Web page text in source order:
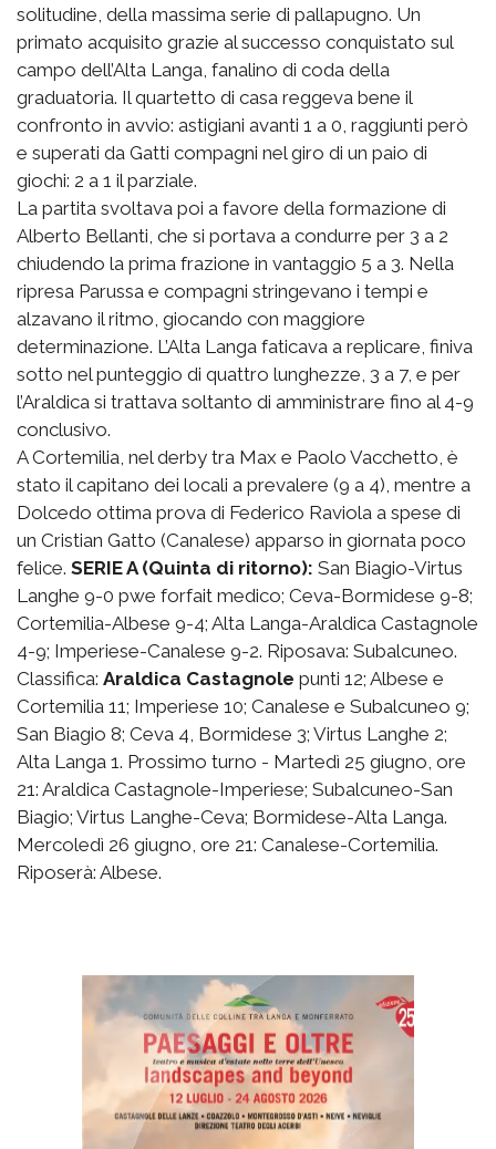
solitudine, della massima serie di pallapugno. Un
primato acquisito grazie al successo conquistato sul
campo dell’Alta Langa, fanalino di coda della
graduatoria. Il quartetto di casa reggeva bene il
confronto in avvio: astigiani avanti 1 a 0, raggiunti però
e superati da Gatti compagni nel giro di un paio di
giochi: 2 a 1 il parziale.
La partita svoltava poi a favore della formazione di
Alberto Bellanti, che si portava a condurre per 3 a 2
chiudendo la prima frazione in vantaggio 5 a 3. Nella
ripresa Parussa e compagni stringevano i tempi e
alzavano il ritmo, giocando con maggiore
determinazione. L’Alta Langa faticava a replicare, finiva
sotto nel punteggio di quattro lunghezze, 3 a 7, e per
l’Araldica si trattava soltanto di amministrare fino al 4-9
conclusivo.
A Cortemilia, nel derby tra Max e Paolo Vacchetto, è
stato il capitano dei locali a prevalere (9 a 4), mentre a
Dolcedo ottima prova di Federico Raviola a spese di
un Cristian Gatto (Canalese) apparso in giornata poco
felice. SERIE A (Quinta di ritorno): San Biagio-Virtus
Langhe 9-0 pwe forfait medico; Ceva-Bormidese 9-8;
Cortemilia-Albese 9-4; Alta Langa-Araldica Castagnole
4-9; Imperiese-Canalese 9-2. Riposava: Subalcuneo.
Classifica: Araldica Castagnole punti 12; Albese e
Cortemilia 11; Imperiese 10; Canalese e Subalcuneo 9;
San Biagio 8; Ceva 4, Bormidese 3; Virtus Langhe 2;
Alta Langa 1. Prossimo turno - Martedì 25 giugno, ore
21: Araldica Castagnole-Imperiese; Subalcuneo-San
Biagio; Virtus Langhe-Ceva; Bormidese-Alta Langa.
Mercoledì 26 giugno, ore 21: Canalese-Cortemilia.
Riposerà: Albese.